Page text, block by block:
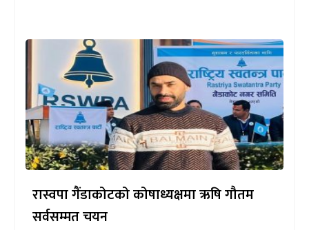
रास्वपा गैंडाकोटको कोषाध्यक्षमा ऋषि गौतम
सर्वसम्मत चयन